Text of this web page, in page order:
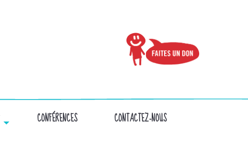
CONFÉRENCES CONTACTEZ-NOUS